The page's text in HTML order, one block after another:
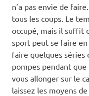
n’a pas envie de
tous les coups. Le
occupé, mais il suffit
sport peut se faire
faire quelques séries
pompes pendant
vous allonger sur le
laissez les moyens